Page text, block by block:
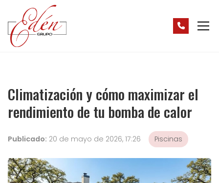
Climatización y cómo maximizar el
rendimiento de tu bomba de calor
Publicado: 20 de mayo de 2026, 17:26 Piscinas